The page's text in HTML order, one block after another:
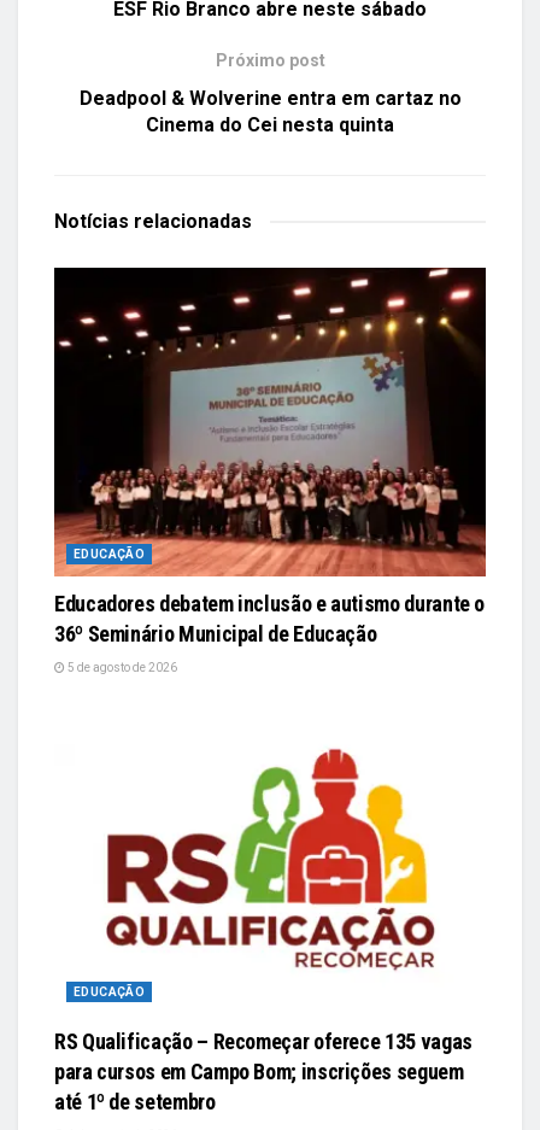
ESF Rio Branco abre neste sábado
Próximo post
Deadpool & Wolverine entra em cartaz no
Cinema do Cei nesta quinta
Notícias relacionadas
EDUCAÇÃO
Educadores debatem inclusão e autismo durante o
36º Seminário Municipal de Educação
5 de agosto de 2026
EDUCAÇÃO
RS Qualificação – Recomeçar oferece 135 vagas
para cursos em Campo Bom; inscrições seguem
até 1º de setembro